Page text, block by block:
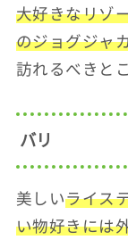
大好きなリゾ
のジョグジャ
訪れるべきと
バリ
美しいライス
い物好きには